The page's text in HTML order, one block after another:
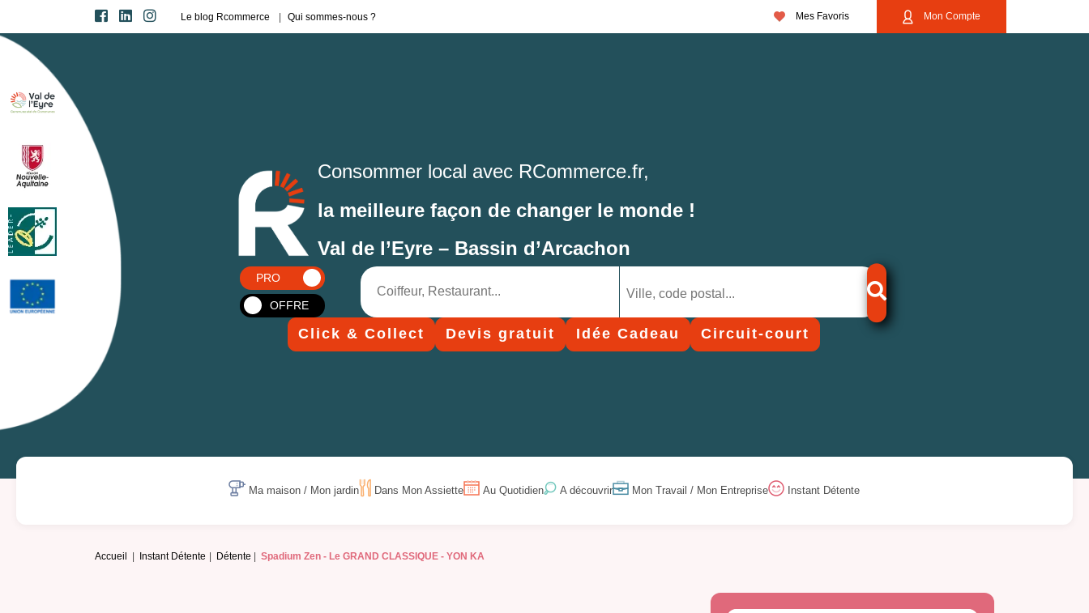
Le blog Rcommerce Qui sommes-nous ? Mes Favoris Mon Compte
Consommer local avec RCommerce.fr,
la meilleure façon de changer le monde !
Val de l’Eyre – Bassin d’Arcachon
PRO
OFFRE
Click & Collect Devis gratuit Idée Cadeau Circuit-court
Ma maison / Mon jardin Dans Mon Assiette Au Quotidien A découvrir Mon Travail / Mon Entreprise Instant Détente
Accueil Instant Détente Détente Spadium Zen - Le GRAND CLASSIQUE - YON KA